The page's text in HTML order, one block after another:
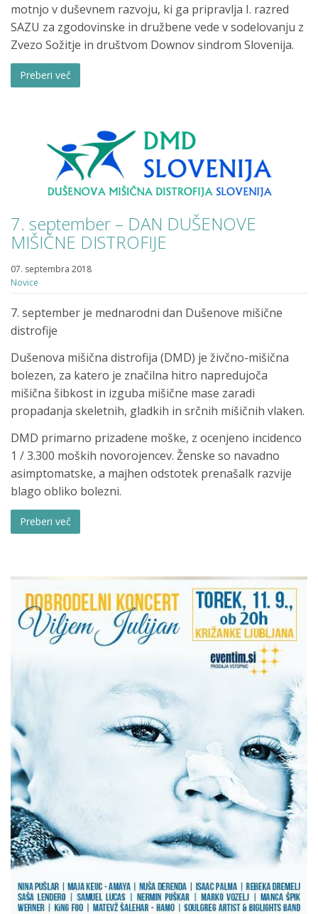
motnjo v duševnem razvoju, ki ga pripravlja I. razred
SAZU za zgodovinske in družbene vede v sodelovanju z
Zvezo Sožitje in društvom Downov sindrom Slovenija.
Preberi več
7. september – DAN DUŠENOVE
MIŠIČNE DISTROFIJE
07. septembra 2018
Novice
7. september je mednarodni dan Dušenove mišične
distrofije
Dušenova mišična distrofija (DMD) je živčno-mišična
bolezen, za katero je značilna hitro napredujoča
mišična šibkost in izguba mišične mase zaradi
propadanja skeletnih, gladkih in srčnih mišičnih vlaken.
DMD primarno prizadene moške, z ocenjeno incidenco
1 / 3.300 moških novorojencev. Ženske so navadno
asimptomatske, a majhen odstotek prenašalk razvije
blago obliko bolezni.
Preberi več